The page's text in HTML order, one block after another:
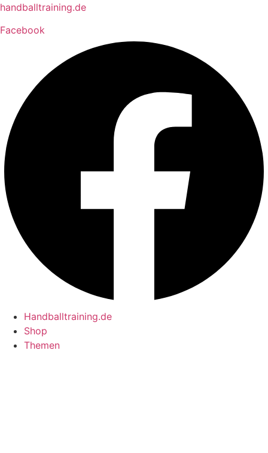
Zum
springen
handballtraining.de
Facebook
Handballtraining.de
Shop
Themen